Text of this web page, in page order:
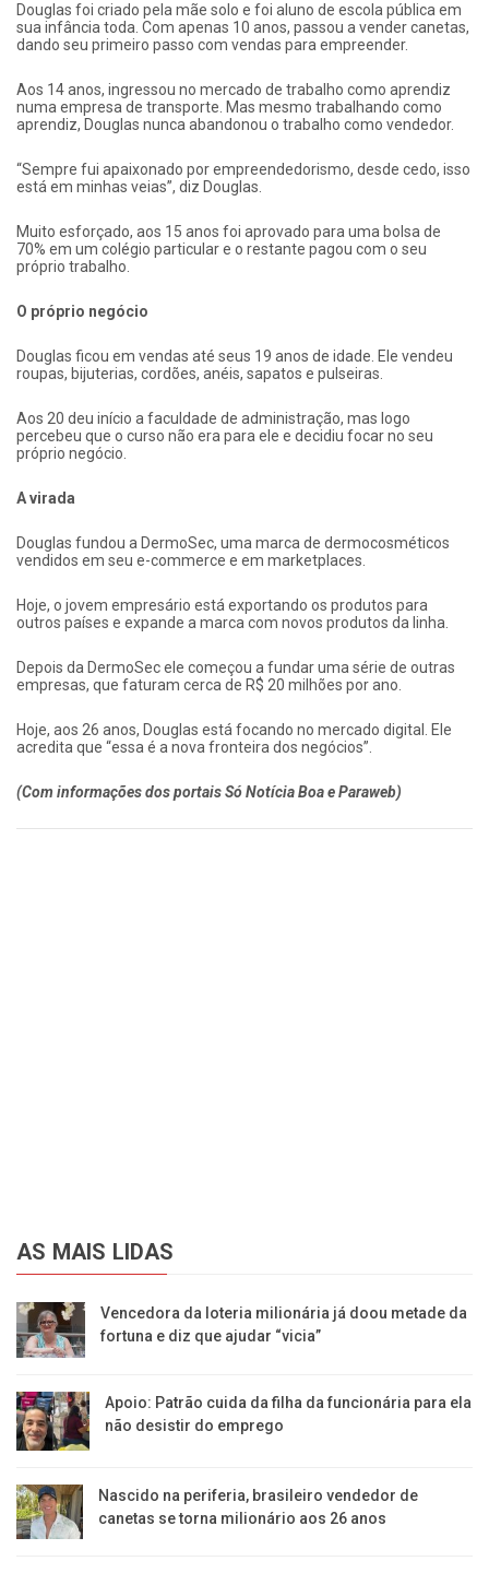
Douglas foi criado pela mãe solo e foi aluno de escola pública em
sua infância toda. Com apenas 10 anos, passou a vender canetas,
dando seu primeiro passo com vendas para empreender.
Aos 14 anos, ingressou no mercado de trabalho como aprendiz
numa empresa de transporte. Mas mesmo trabalhando como
aprendiz, Douglas nunca abandonou o trabalho como vendedor.
“Sempre fui apaixonado por empreendedorismo, desde cedo, isso
está em minhas veias”, diz Douglas.
Muito esforçado, aos 15 anos foi aprovado para uma bolsa de
70% em um colégio particular e o restante pagou com o seu
próprio trabalho.
O próprio negócio
Douglas ficou em vendas até seus 19 anos de idade. Ele vendeu
roupas, bijuterias, cordões, anéis, sapatos e pulseiras.
Aos 20 deu início a faculdade de administração, mas logo
percebeu que o curso não era para ele e decidiu focar no seu
próprio negócio.
A virada
Douglas fundou a DermoSec, uma marca de dermocosméticos
vendidos em seu e-commerce e em marketplaces.
Hoje, o jovem empresário está exportando os produtos para
outros países e expande a marca com novos produtos da linha.
Depois da DermoSec ele começou a fundar uma série de outras
empresas, que faturam cerca de R$ 20 milhões por ano.
Hoje, aos 26 anos, Douglas está focando no mercado digital. Ele
acredita que “essa é a nova fronteira dos negócios”.
(Com informações dos portais Só Notícia Boa e Paraweb)
AS MAIS LIDAS
Vencedora da loteria milionária já doou metade da
fortuna e diz que ajudar “vicia”
Apoio: Patrão cuida da filha da funcionária para ela
não desistir do emprego
Nascido na periferia, brasileiro vendedor de
canetas se torna milionário aos 26 anos